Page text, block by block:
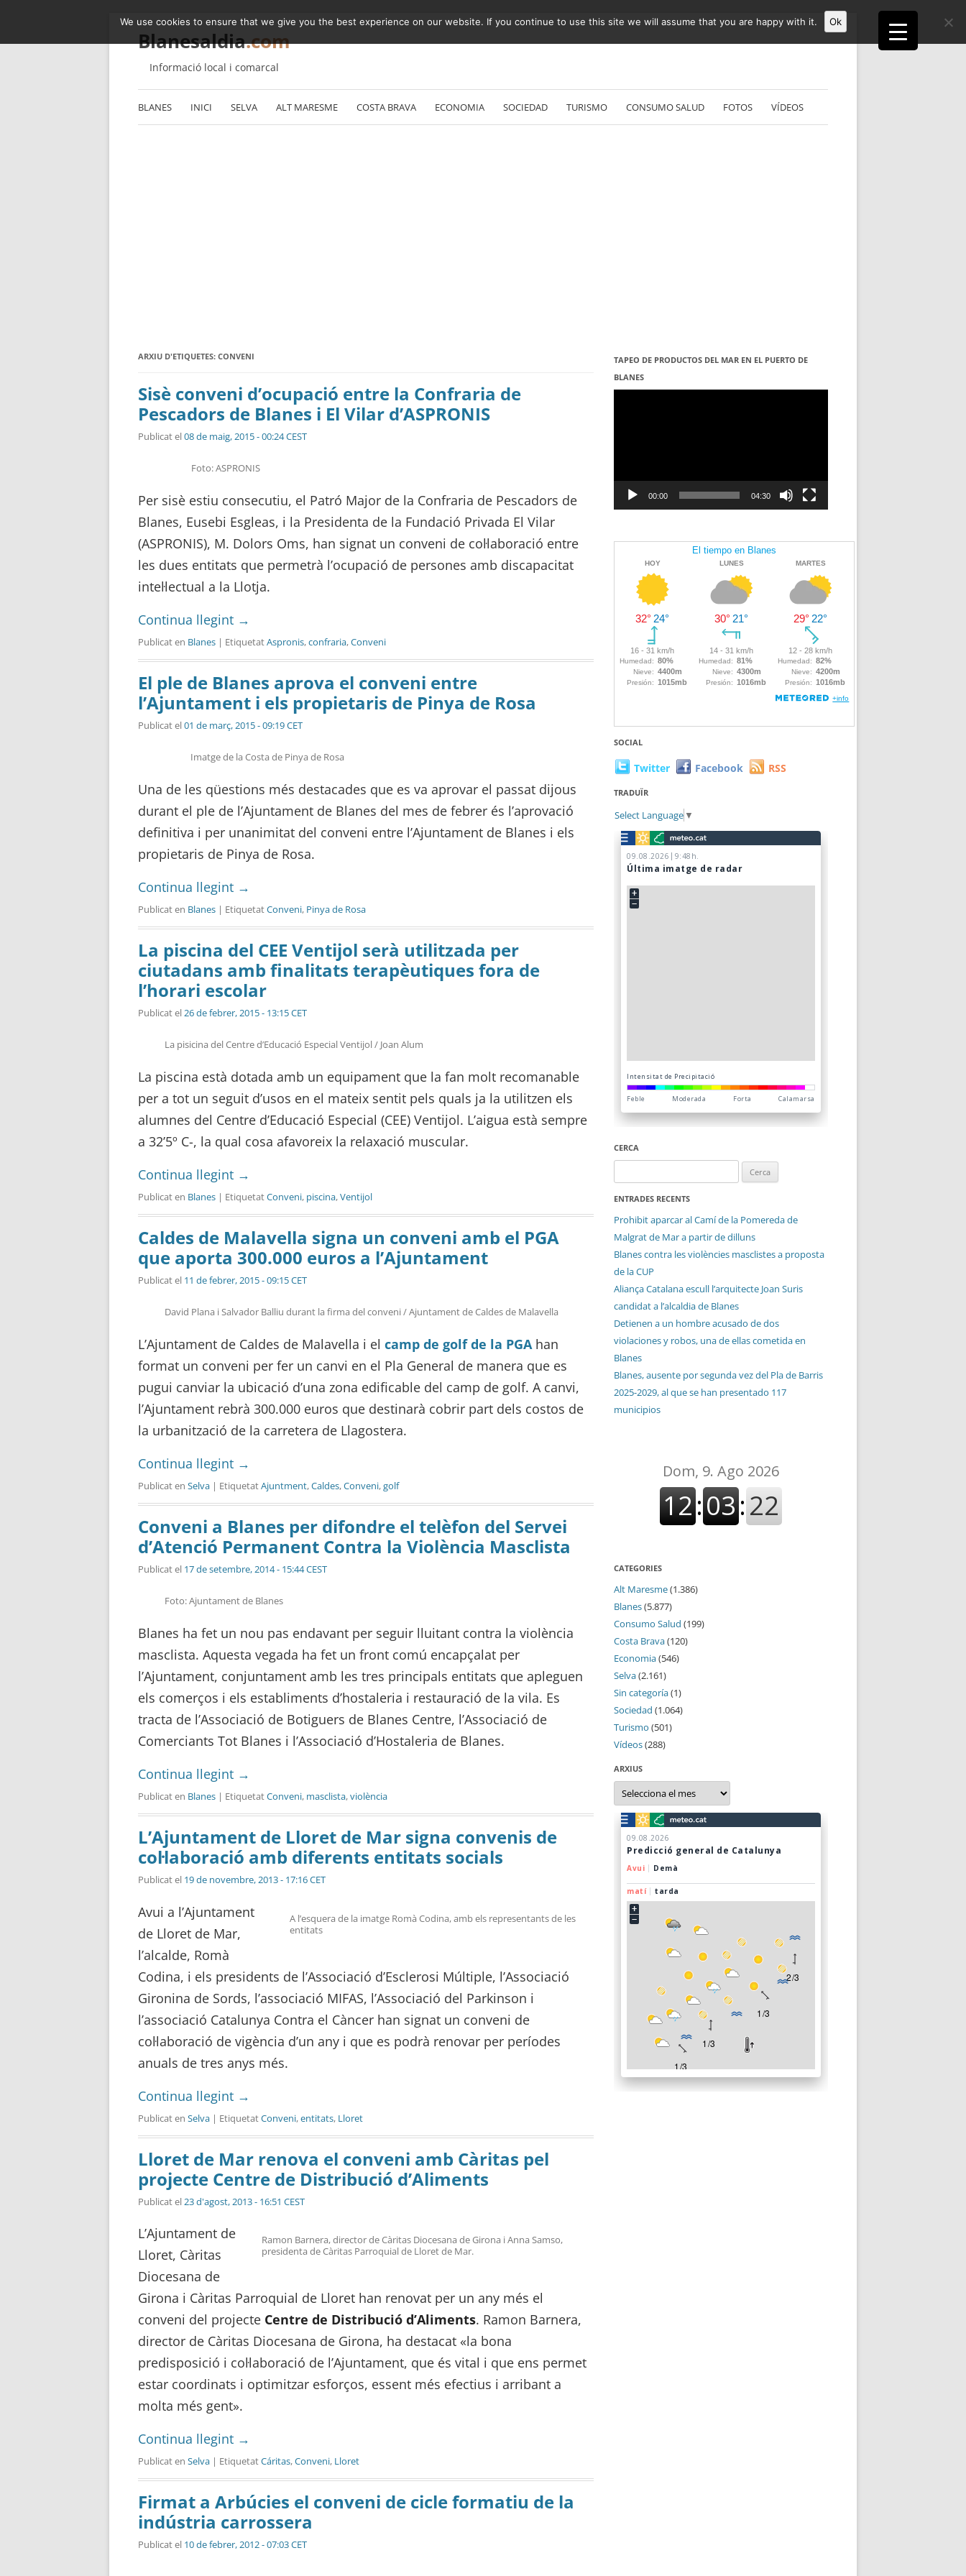
Blanesaldia.com
Informació local i comarcal
Vés
al
contingut
BLANES INICI SELVA ALT MARESME COSTA BRAVA ECONOMIA SOCIEDAD TURISMO CONSUMO SALUD FOTOS VÍDEOS
ARXIU D'ETIQUETES: CONVENI
Sisè conveni d’ocupació entre la Confraria de
Pescadors de Blanes i El Vilar d’ASPRONIS
Publicat el08 de maig, 2015 - 00:24 CEST
Foto: ASPRONIS
Per sisè estiu consecutiu, el Patró Major de la Confraria de Pescadors de
Blanes, Eusebi Esgleas, i la Presidenta de la Fundació Privada El Vilar
(ASPRONIS), M. Dolors Oms, han signat un conveni de col·laboració entre
les dues entitats que permetrà l’ocupació de persones amb discapacitat
intel·lectual a la Llotja.
Continua llegint →
Publicat en Blanes | EtiquetatAspronis,confraria,Conveni
El ple de Blanes aprova el conveni entre
l’Ajuntament i els propietaris de Pinya de Rosa
Publicat el01 de març, 2015 - 09:19 CET
Imatge de la Costa de Pinya de Rosa
Una de les qüestions més destacades que es va aprovar el passat dijous
durant el ple de l’Ajuntament de Blanes del mes de febrer és l’aprovació
definitiva i per unanimitat del conveni entre l’Ajuntament de Blanes i els
propietaris de Pinya de Rosa.
Continua llegint →
Publicat en Blanes | EtiquetatConveni, Pinya de Rosa
La piscina del CEE Ventijol serà utilitzada per
ciutadans amb finalitats terapèutiques fora de
l’horari escolar
Publicat el26 de febrer, 2015 - 13:15 CET
La pisicina del Centre d’Educació Especial Ventijol / Joan Alum
La piscina està dotada amb un equipament que la fan molt recomanable
per a tot un seguit d’usos en el mateix sentit pels quals ja la utilitzen els
alumnes del Centre d’Educació Especial (CEE) Ventijol. L’aigua està sempre
a 32’5º C-, la qual cosa afavoreix la relaxació muscular.
Continua llegint →
Publicat en Blanes | EtiquetatConveni, piscina,Ventijol
Caldes de Malavella signa un conveni amb el PGA
que aporta 300.000 euros a l’Ajuntament
Publicat el 11 de febrer, 2015 - 09:15 CET
David Plana i Salvador Balliu durant la firma del conveni / Ajuntament de Caldes de Malavella
L’Ajuntament de Caldes de Malavella i el camp de golf de la PGA han
format un conveni per fer un canvi en el Pla General de manera que es
pugui canviar la ubicació d’una zona edificable del camp de golf. A canvi,
l’Ajuntament rebrà 300.000 euros que destinarà cobrir part dels costos de
la urbanització de la carretera de Llagostera.
Continua llegint →
Publicat en Selva | EtiquetatAjuntment,Caldes,Conveni,golf
Conveni a Blanes per difondre el telèfon del Servei
d’Atenció Permanent Contra la Violència Masclista
Publicat el 17 de setembre, 2014 - 15:44 CEST
Foto: Ajuntament de Blanes
Blanes ha fet un nou pas endavant per seguir lluitant contra la violència
masclista. Aquesta vegada ha fet un front comú encapçalat per
l’Ajuntament, conjuntament amb les tres principals entitats que apleguen
els comerços i els establiments d’hostaleria i restauració de la vila. Es
tracta de l’Associació de Botiguers de Blanes Centre, l’Associació de
Comerciants Tot Blanes i l’Associació d’Hostaleria de Blanes.
Continua llegint →
Publicat en Blanes | EtiquetatConveni, masclista,violència
L’Ajuntament de Lloret de Mar signa convenis de
col·laboració amb diferents entitats socials
Publicat el 19 de novembre, 2013 - 17:16 CET
A l’esquera de la imatge Romà Codina, amb els representants de les
entitats
Avui a l’Ajuntament
de Lloret de Mar,
l’alcalde, Romà
Codina, i els presidents de l’Associació d’Esclerosi Múltiple, l’Associació
Gironina de Sords, l’associació MIFAS, l’Associació del Parkinson i
l’associació Catalunya Contra el Càncer han signat un conveni de
col·laboració de vigència d’un any i que es podrà renovar per períodes
anuals de tres anys més.
Continua llegint →
Publicat en Selva | EtiquetatConveni,entitats, Lloret
Lloret de Mar renova el conveni amb Càritas pel
projecte Centre de Distribució d’Aliments
Publicat el 23 d'agost, 2013 - 16:51 CEST
Ramon Barnera, director de Càritas Diocesana de Girona i Anna Samso,
presidenta de Càritas Parroquial de Lloret de Mar.
L’Ajuntament de
Lloret, Càritas
Diocesana de
Girona i Càritas Parroquial de Lloret han renovat per un any més el
conveni del projecte Centre de Distribució d’Aliments. Ramon Barnera,
director de Càritas Diocesana de Girona, ha destacat «la bona
predisposició i col·laboració de l’Ajuntament, que és vital i que ens permet
estar coordinats i optimitzar esforços, essent més efectius i arribant a
molta més gent».
Continua llegint →
Publicat en Selva | EtiquetatCáritas,Conveni, Lloret
Firmat a Arbúcies el conveni de cicle formatiu de la
indústria carrossera
Publicat el 10 de febrer, 2012 - 07:03 CET
TAPEO DE PRODUCTOS DEL MAR EN EL PUERTO DE
BLANES
Reproductor
00:00 04:30
SOCIAL
Twitter Facebook RSS
TRADUÏR
Select Language ▼
CERCA
ENTRADES RECENTS
Prohibit aparcar al Camí de la Pomereda de
Malgrat de Mar a partir de dilluns
Blanes contra les violències masclistes a proposta
de la CUP
Aliança Catalana escull l’arquitecte Joan Suris
candidat a l’alcaldia de Blanes
Detienen a un hombre acusado de dos
violaciones y robos, una de ellas cometida en
Blanes
Blanes, ausente por segunda vez del Pla de Barris
2025-2029, al que se han presentado 117
municipios
CATEGORIES
Alt Maresme(1.386)
Blanes(5.877)
Consumo Salud (199)
Costa Brava(120)
Economia(546)
Selva(2.161)
Sin categoría(1)
Sociedad (1.064)
Turismo (501)
Vídeos(288)
ARXIUS
Arxius
We use cookies to ensure that we give you the best experience on our website. If you continue to use this site we will assume that you are happy with it. Ok